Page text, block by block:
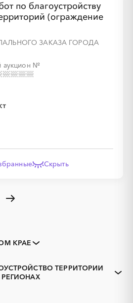
по благоустройству
(ограждение
ЗАКАЗА ГОРОДА
№
Скрыть
КРАЕ
1С
ТЕРРИТОРИИ
РЕГИОНАХ